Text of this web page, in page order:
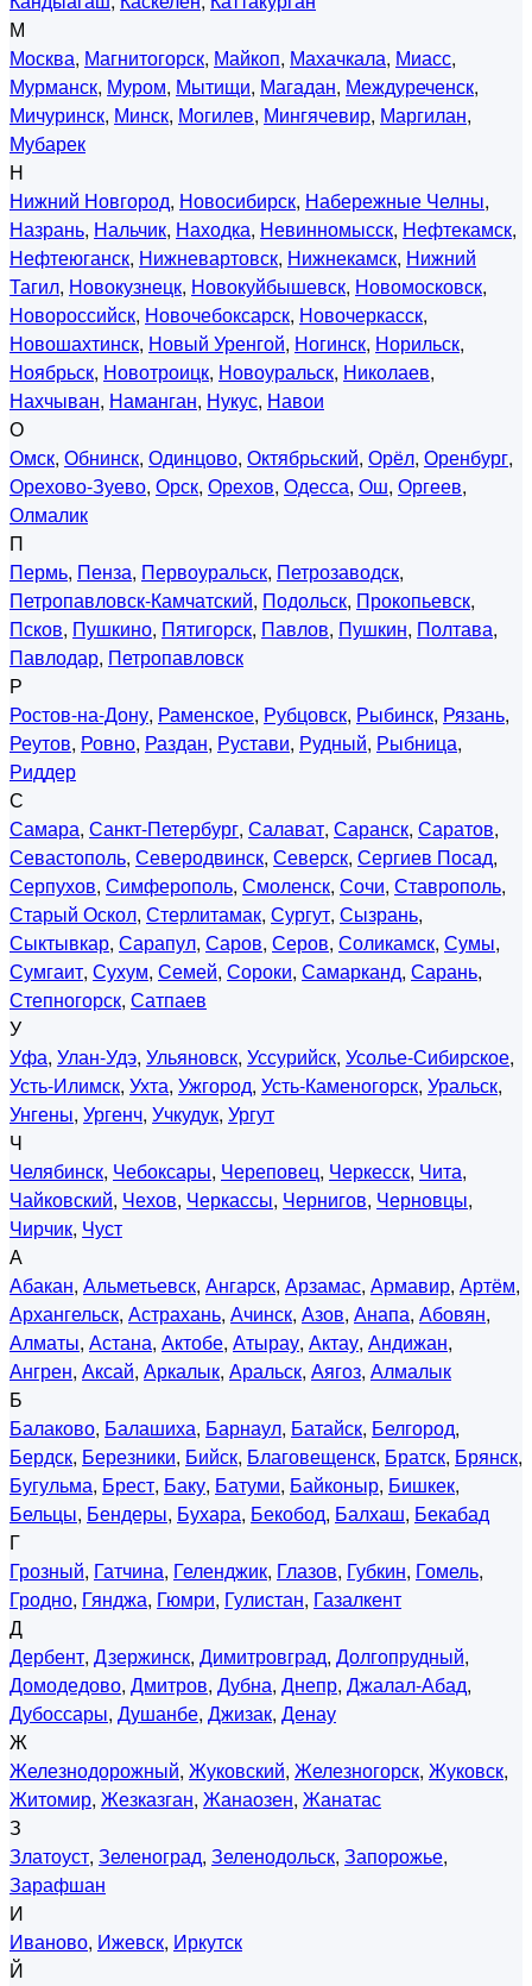
М
Москва, Магнитогорск, Майкоп, Махачкала, Миасс,
Мурманск, Муром, Мытищи, Магадан, Междуреченск,
Мичуринск, Минск, Могилев, Мингячевир, Маргилан,
Мубарек
Н
Нижний Новгород, Новосибирск, Набережные Челны,
Назрань, Нальчик, Находка, Невинномысск, Нефтекамск,
Нефтеюганск, Нижневартовск, Нижнекамск, Нижний
Тагил, Новокузнецк, Новокуйбышевск, Новомосковск,
Новороссийск, Новочебоксарск, Новочеркасск,
Новошахтинск, Новый Уренгой, Ногинск, Норильск,
Ноябрьск, Новотроицк, Новоуральск, Николаев,
Нахчыван, Наманган, Нукус, Навои
О
Омск, Обнинск, Одинцово, Октябрьский, Орёл, Оренбург,
Орехово-Зуево, Орск, Орехов, Одесса, Ош, Оргеев,
Олмалик
П
Пермь, Пенза, Первоуральск, Петрозаводск,
Петропавловск-Камчатский, Подольск, Прокопьевск,
Псков, Пушкино, Пятигорск, Павлов, Пушкин, Полтава,
Павлодар, Петропавловск
Р
Ростов-на-Дону, Раменское, Рубцовск, Рыбинск, Рязань,
Реутов, Ровно, Раздан, Рустави, Рудный, Рыбница,
Риддер
С
Самара, Санкт-Петербург, Салават, Саранск, Саратов,
Севастополь, Северодвинск, Северск, Сергиев Посад,
Серпухов, Симферополь, Смоленск, Сочи, Ставрополь,
Старый Оскол, Стерлитамак, Сургут, Сызрань,
Сыктывкар, Сарапул, Саров, Серов, Соликамск, Сумы,
Сумгаит, Сухум, Семей, Сороки, Самарканд, Сарань,
Степногорск, Сатпаев
У
Уфа, Улан-Удэ, Ульяновск, Уссурийск, Усолье-Сибирское,
Усть-Илимск, Ухта, Ужгород, Усть-Каменогорск, Уральск,
Унгены, Ургенч, Учкудук, Ургут
Ч
Челябинск, Чебоксары, Череповец, Черкесск, Чита,
Чайковский, Чехов, Черкассы, Чернигов, Черновцы,
Чирчик, Чуст
А
Абакан, Альметьевск, Ангарск, Арзамас, Армавир, Артём,
Архангельск, Астрахань, Ачинск, Азов, Анапа, Абовян,
Алматы, Астана, Актобе, Атырау, Актау, Андижан,
Ангрен, Аксай, Аркалык, Аральск, Аягоз, Алмалык
Б
Балаково, Балашиха, Барнаул, Батайск, Белгород,
Бердск, Березники, Бийск, Благовещенск, Братск, Брянск,
Бугульма, Брест, Баку, Батуми, Байконыр, Бишкек,
Бельцы, Бендеры, Бухара, Бекобод, Балхаш, Бекабад
Г
Грозный, Гатчина, Геленджик, Глазов, Губкин, Гомель,
Гродно, Гянджа, Гюмри, Гулистан, Газалкент
Д
Дербент, Дзержинск, Димитровград, Долгопрудный,
Домодедово, Дмитров, Дубна, Днепр, Джалал-Абад,
Дубоссары, Душанбе, Джизак, Денау
Ж
Железнодорожный, Жуковский, Железногорск, Жуковск,
Житомир, Жезказган, Жанаозен, Жанатас
З
Златоуст, Зеленоград, Зеленодольск, Запорожье,
Зарафшан
И
Иваново, Ижевск, Иркутск
Й